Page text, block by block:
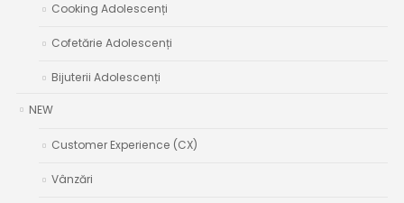
Cooking Adolescenți
Cofetărie Adolescenți
Bijuterii Adolescenți
NEW
Customer Experience (CX)
Vânzări